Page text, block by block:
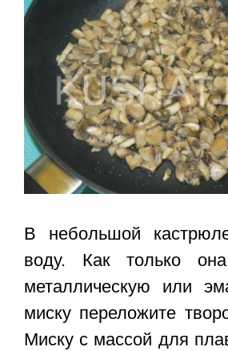
В небольшой
воду. Как только
металлическую или
миску переложите
Миску с массой для